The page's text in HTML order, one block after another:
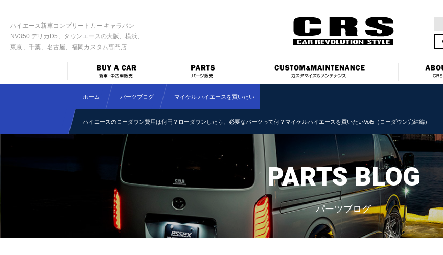
ハイエース新車コンプリートカー キャラバン
NV350 デリカD5、タウンエースの大阪、横浜、
東京、千葉、名古屋、福岡カスタム専門店
ホーム パーツブログ マイケル ハイエースを買いたい
ハイエースのローダウン費用は何円？ローダウンしたら、必要なパーツって何？マイケルハイエースを買いたいVol5（ローダウン完結編）
PARTS BLOG
パーツブログ